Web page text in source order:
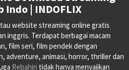
Indo | INDOFLIX
website streaming online gratis
inggris. Terdapat berbagai macam
film seri, film pendek dengan
adventure, animasi, horror, thriller dan
Rebahin tidak hanya menyajikan